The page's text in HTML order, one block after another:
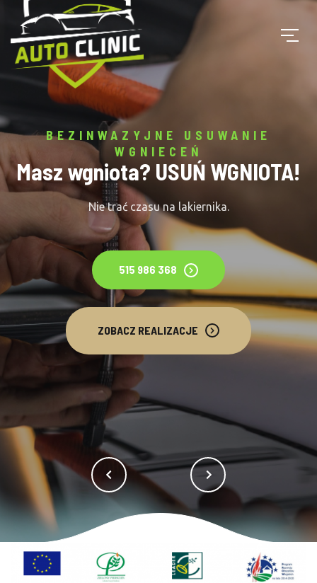
BEZINWAZYJNE USUWANIE
WGNIECEŃ
Masz wgniota? USUŃ WGNIOTA!
Nie trać czasu na lakiernika.
515 986 368
ZOBACZ REALIZACJE